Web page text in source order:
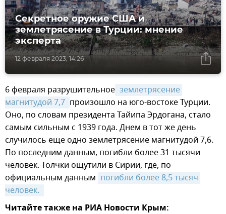
12 февраля 2023, 14:26
Секретное оружие США и
землетрясение в Турции: мнение
эксперта
6 февраля разрушительное землетрясение
магнитудой 7,7 произошло на юго-востоке Турции.
Оно, по словам президента Тайипа Эрдогана, стало
самым сильным с 1939 года. Днем в тот же день
случилось еще одно землетрясение магнитудой 7,6.
По последним данным, погибли более 31 тысячи
человек. Толчки ощутили в Сирии, где, по
официальным данным погибли более 8,5 тысяч
человек.
Читайте также на РИА Новости Крым: